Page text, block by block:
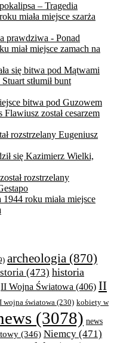
– Tragedia
miała miejsce szarża
prawdziwa - Ponad
miał miejsce zamach na
się bitwa pod Mątwami
stłumił bunt
bitwa pod Guzowem
został cesarzem
rozstrzelany Eugeniusz
się Kazimierz Wielki,
rozstrzelany
roku miała miejsce
archeologia (870)
(473) historia
II Wojna Światowa (406) II
I wojna światowa (230) kobiety w
(3078) news
(346) Niemcy (471)